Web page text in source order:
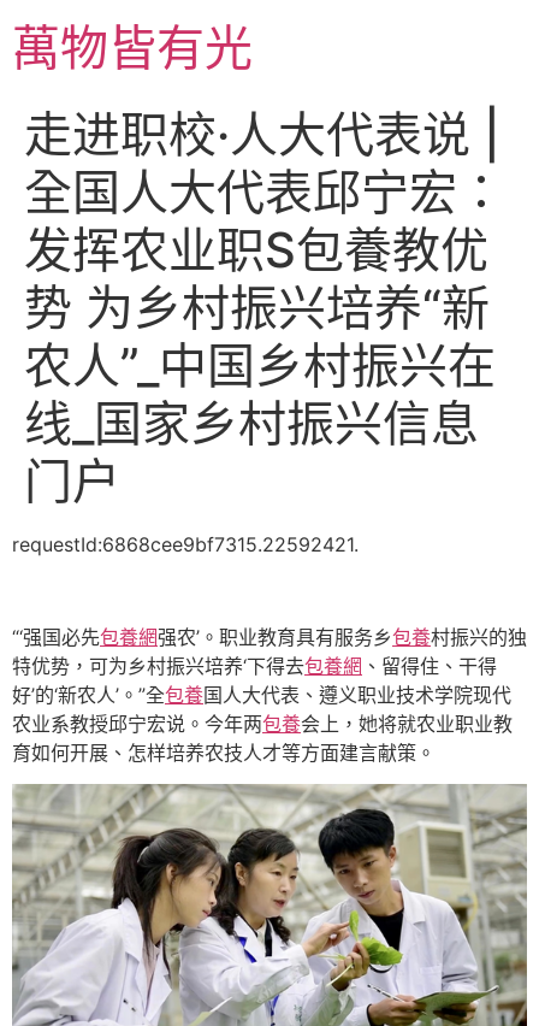
主萬物皆有光
走进职校·人大代表说 |
全国人大代表邱宁宏：
发挥农业职S包養教优
势 为乡村振兴培养“新
农人”_中国乡村振兴在
线_国家乡村振兴信息
门户
requestId:6868cee9bf7315.22592421.
“‘强国必先包養網强农’。职业教育具有服务乡包養村振兴的独
特优势，可为乡村振兴培养‘下得去包養網 、留得住、干得
好’的‘新农人’。”全包養国人大代表、遵义职业技术学院现代
农业系教授邱宁宏说。今年两包養会上，她将就农业职业教
育如何开展、怎样培养农技人才等方面建言献策。